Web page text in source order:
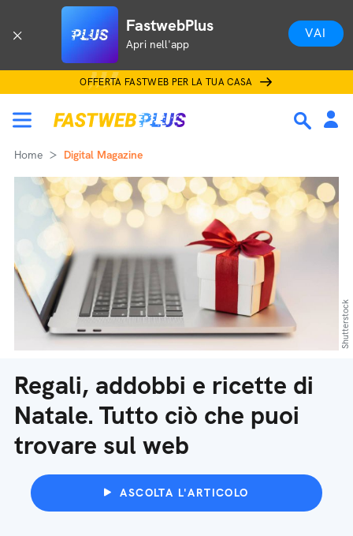
FastwebPlus
Apri nell'app
VAI
OFFERTA FASTWEB PER LA TUA CASA
Home Digital Magazine
Regali, addobbi e ricette di
Natale. Tutto ciò che puoi
trovare sul web
ASCOLTA L'ARTICOLO
Shutterstock